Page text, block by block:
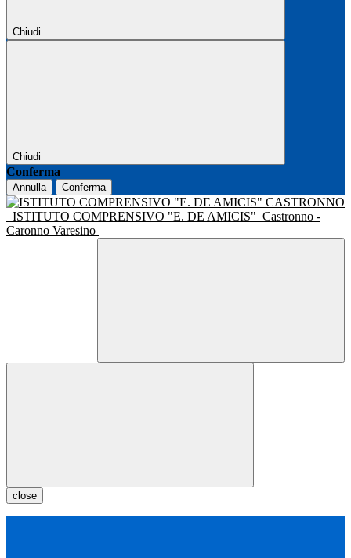
Chiudi
Chiudi
Conferma
Annulla Conferma
ISTITUTO COMPRENSIVO "E. DE AMICIS" Castronno -
Caronno Varesino
close